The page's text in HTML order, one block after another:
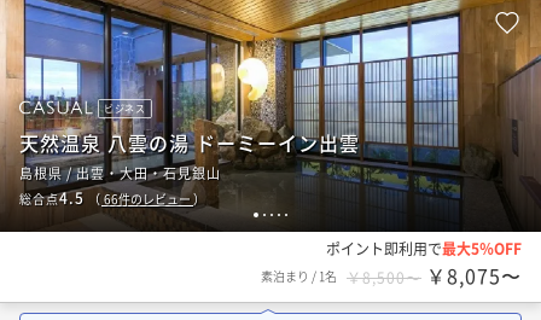
1 2 3 4 5
ビジネス
天然温泉 八雲の湯 ドーミーイン出雲
島根県 / 出雲・大田・石見銀山
総合点4.5 （ 66件のレビュー）
ポイント即利用で最大5％OFF
素泊まり / 1名 ￥8,500〜 ￥8,075〜